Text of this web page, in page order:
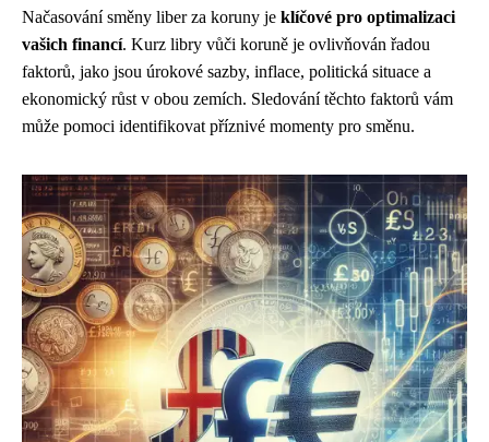
Načasování směny liber za koruny je klíčové pro optimalizaci
vašich financí. Kurz libry vůči koruně je ovlivňován řadou
faktorů, jako jsou úrokové sazby, inflace, politická situace a
ekonomický růst v obou zemích. Sledování těchto faktorů vám
může pomoci identifikovat příznivé momenty pro směnu.